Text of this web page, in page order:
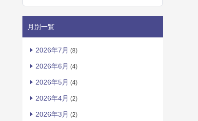
月別一覧
2026年7月 (8)
2026年6月 (4)
2026年5月 (4)
2026年4月 (2)
2026年3月 (2)